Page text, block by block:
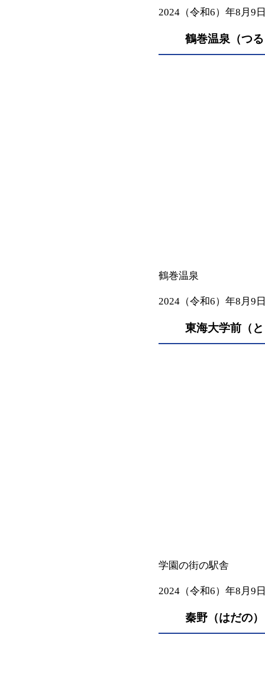
2024（令和6）年8月9
鶴巻温泉（つ
鶴巻温泉
2024（令和6）年8月9
東海大学前（
学園の街の駅舎
2024（令和6）年8月9
秦野（はだの）